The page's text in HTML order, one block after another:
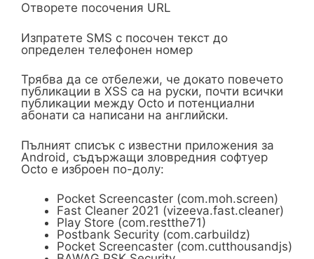
Отворете посочения URL
Изпратете SMS с посочен текст до
определен телефонен номер
Трябва да се отбележи, че докато повечето
публикации в XSS са на руски, почти всички
публикации между Octo и потенциални
абонати са написани на английски.
Пълният списък с известни приложения за
Android, съдържащи зловредния софтуер
Octo е изброен по-долу:
Pocket Screencaster (com.moh.screen)
Fast Cleaner 2021 (vizeeva.fast.cleaner)
Play Store (com.restthe71)
Postbank Security (com.carbuildz)
Pocket Screencaster (com.cutthousandjs)